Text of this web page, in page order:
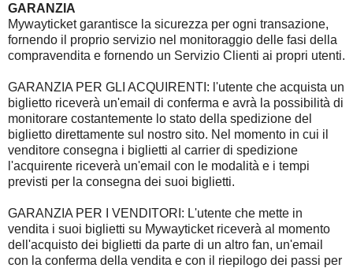
GARANZIA
Mywayticket garantisce la sicurezza per ogni transazione,
fornendo il proprio servizio nel monitoraggio delle fasi della
compravendita e fornendo un Servizio Clienti ai propri utenti.
GARANZIA PER GLI ACQUIRENTI: l'utente che acquista un
biglietto riceverà un'email di conferma e avrà la possibilità di
monitorare costantemente lo stato della spedizione del
biglietto direttamente sul nostro sito. Nel momento in cui il
venditore consegna i biglietti al carrier di spedizione
l'acquirente riceverà un'email con le modalità e i tempi
previsti per la consegna dei suoi biglietti.
GARANZIA PER I VENDITORI: L'utente che mette in
vendita i suoi biglietti su Mywayticket riceverà al momento
dell'acquisto dei biglietti da parte di un altro fan, un'email
con la conferma della vendita e con il riepilogo dei passi per